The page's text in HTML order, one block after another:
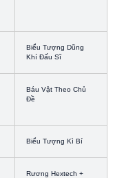
Biểu Tượng Dũng
Khí Đấu Sĩ
Báu Vật Theo Chủ
Đề
Biểu Tượng Kì Bí
Rương Hextech +